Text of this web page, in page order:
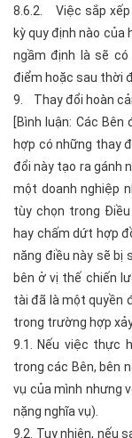
8.6.2. Việc sắp
kỳ quy định nào
ngầm định là sẽ
điểm hoặc sau thời
9. Thay đổi hoàn
[Bình luận: Các
hợp có những thay
đổi này tạo ra gánh
một doanh nghiệp
tùy chọn trong
hay chấm dứt hợp
năng điều này sẽ bị
bên ở vị thế chiến
tài đã là một quyền
trong trường hợp xảy
9.1. Nếu việc thực
trong các Bên, bên
vụ của mình nhưng
nặng nghĩa vụ).
9.2. Tuy nhiên, nếu